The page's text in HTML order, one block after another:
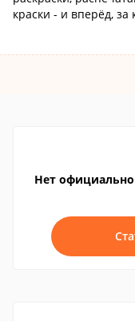
краски - и вперёд, за
Нет